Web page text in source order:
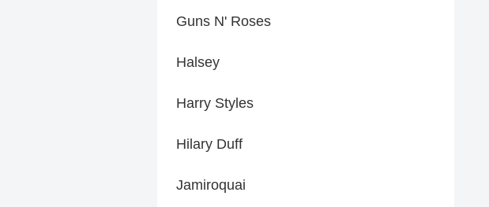
Guns N' Roses
Halsey
Harry Styles
Hilary Duff
Jamiroquai